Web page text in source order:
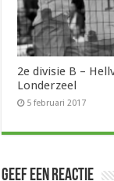
2e divisie B –
Londerzeel
5 februari 2017
Geef een reactie